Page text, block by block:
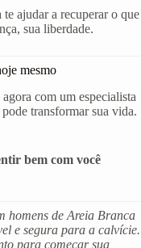
ajudar a recuperar o que
sua liberdade.
mesmo
com um especialista
transformar sua vida.
bem com você
homens de Areia Branca
e segura para a calvície.
para começar sua